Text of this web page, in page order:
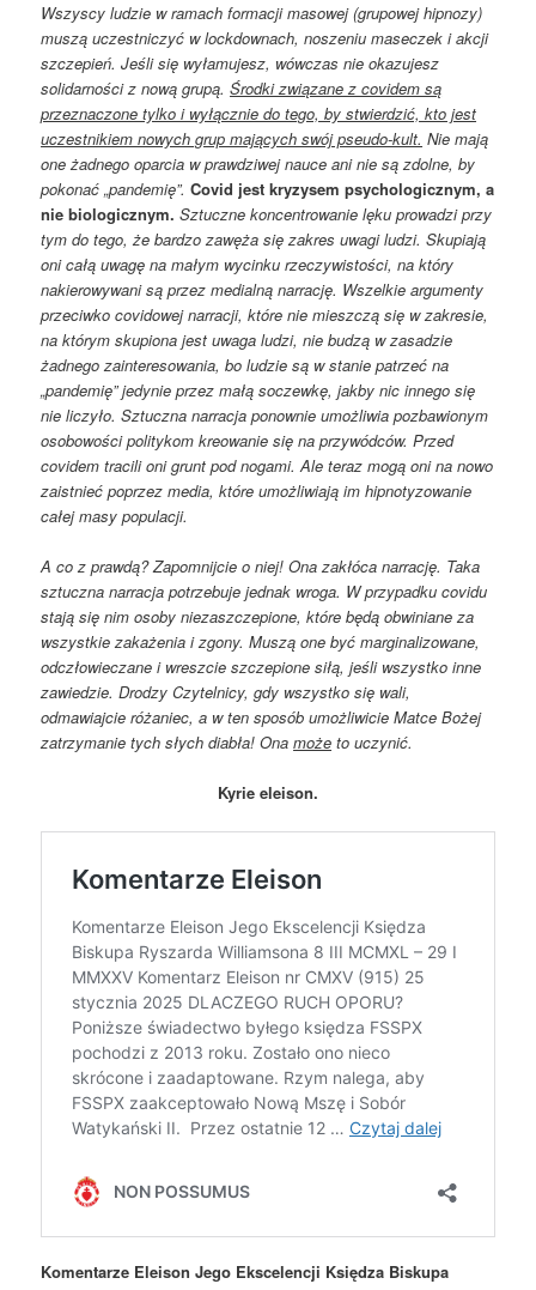
Wszyscy ludzie w ramach formacji masowej (grupowej hipnozy)
muszą uczestniczyć w lockdownach, noszeniu maseczek i akcji
szczepień. Jeśli się wyłamujesz, wówczas nie okazujesz
solidarności z nową grupą.Środki związane z covidem są
przeznaczone tylko i wyłącznie do tego, by stwierdzić, kto jest
uczestnikiem nowych grup mających swój pseudo-kult. Nie mają
one żadnego oparcia w prawdziwej nauce ani nie są zdolne, by
pokonać „pandemię”.Covid jest kryzysem psychologicznym, a
nie biologicznym. Sztuczne koncentrowanie lęku prowadzi przy
tym do tego, że bardzo zawęża się zakres uwagi ludzi. Skupiają
oni całą uwagę na małym wycinku rzeczywistości, na który
nakierowywani są przez medialną narrację. Wszelkie argumenty
przeciwko covidowej narracji, które nie mieszczą się w zakresie,
na którym skupiona jest uwaga ludzi, nie budzą w zasadzie
żadnego zainteresowania, bo ludzie są w stanie patrzeć na
„pandemię” jedynie przez małą soczewkę, jakby nic innego się
nie liczyło. Sztuczna narracja ponownie umożliwia pozbawionym
osobowości politykom kreowanie się na przywódców. Przed
covidem tracili oni grunt pod nogami. Ale teraz mogą oni na nowo
zaistnieć poprzez media, które umożliwiają im hipnotyzowanie
całej masy populacji.
A co z prawdą? Zapomnijcie o niej! Ona zakłóca narrację. Taka
sztuczna narracja potrzebuje jednak wroga. W przypadku covidu
stają się nim osoby niezaszczepione, które będą obwiniane za
wszystkie zakażenia i zgony. Muszą one być marginalizowane,
odczłowieczane i wreszcie szczepione siłą, jeśli wszystko inne
zawiedzie. Drodzy Czytelnicy, gdy wszystko się wali,
odmawiajcie różaniec, a w ten sposób umożliwicie Matce Bożej
zatrzymanie tych słych diabła! Onamoże to uczynić.
Kyrie eleison.
Komentarze Eleison Jego Ekscelencji Księdza Biskupa